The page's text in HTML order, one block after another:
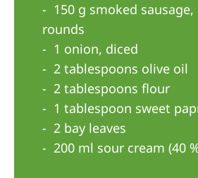
Asia Pacific
Asia Pacific
Australia
Philippines
North America
150 g smoked
rounds
1 onion, diced
2 tablespoons olive oil
2 tablespoons flour
1 tablespoon sweet
2 bay leaves
200 ml sour cream (40